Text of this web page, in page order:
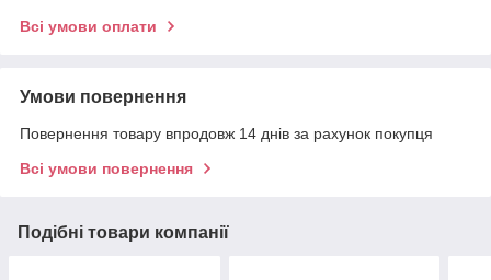
Всі умови оплати
Умови повернення
Повернення товару впродовж 14 днів за рахунок покупця
Всі умови повернення
Подібні товари компанії